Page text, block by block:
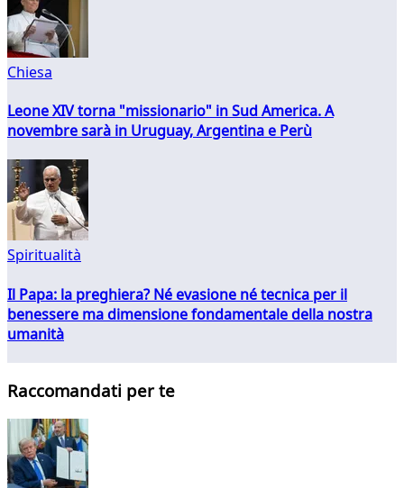
Chiesa
Leone XIV torna "missionario" in Sud America. A
novembre sarà in Uruguay, Argentina e Perù
Spiritualità
Il Papa: la preghiera? Né evasione né tecnica per il
benessere ma dimensione fondamentale della nostra
umanità
Raccomandati per te